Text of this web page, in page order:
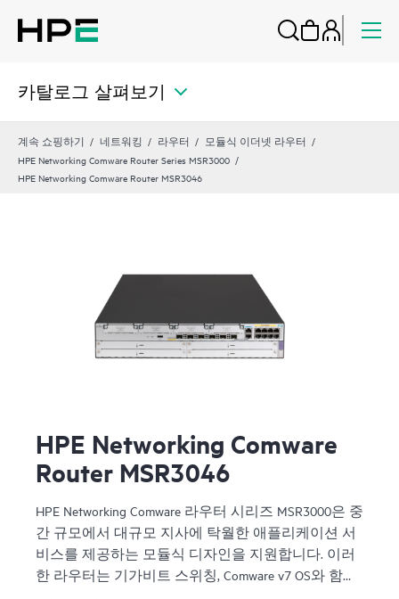
카탈로그 살펴보기
계속 쇼핑하기 네트워킹 라우터
모듈식 이더넷 라우터
HPE Networking Comware Router Series MSR3000
HPE Networking Comware Router MSR3046
HPE Networking Comware
Router MSR3046
HPE Networking Comware 라우터 시리즈 MSR3000은 중
간 규모에서 대규모 지사에 탁월한 애플리케이션 서
비스를 제공하는 모듈식 디자인을 지원합니다. 이러
한 라우터는 기가비트 스위칭, Comware v7 OS와 함께